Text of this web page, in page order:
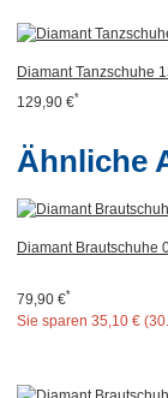
Diamant Tanzschuhe
129,90 €*
Ähnliche
Diamant Brautschuhe
79,90 €*
Sie sparen 35,10 €